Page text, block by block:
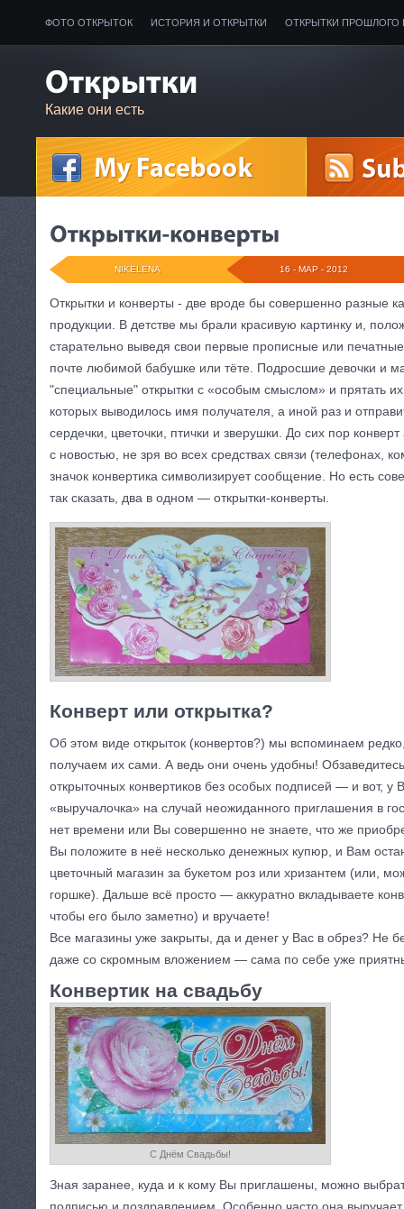
ФОТО ОТКРЫТОК ИСТОРИЯ И ОТКРЫТКИ ОТКРЫТКИ ПРОШЛОГО
Какие они есть
16 - МАР - 2012
NIKELENA
Открытки и конверты - две вроде бы совершенно разные
продукции. В детстве мы брали красивую картинку и,
старательно выведя свои первые прописные или
почте любимой бабушке или тёте. Подросшие девочки и
"специальные" открытки с «особым смыслом» и прятать
которых выводилось имя получателя, а иной раз и
сердечки, цветочки, птички и зверушки. До сих пор
с новостью, не зря во всех средствах связи (телефонах,
значок конвертика символизирует сообщение. Но есть
так сказать, два в одном — открытки-конверты.
Конверт или открытка?
Об этом виде открыток (конвертов?) мы вспоминаем
получаем их сами. А ведь они очень удобны!
открыточных конвертиков без особых подписей — и вот, у
«выручалочка» на случай неожиданного приглашения в
нет времени или Вы совершенно не знаете, что же
Вы положите в неё несколько денежных купюр, и Вам
цветочный магазин за букетом роз или хризантем (или,
горшке). Дальше всё просто — аккуратно вкладываете
чтобы его было заметно) и вручаете!
Все магазины уже закрыты, да и денег у Вас в обрез? Не
даже со скромным вложением — сама по себе уже
Конвертик на свадьбу
С Днём Свадьбы!
Зная заранее, куда и к кому Вы приглашены, можно